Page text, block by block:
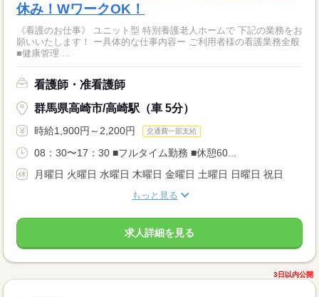
休み！WワークOK！
《看護のお仕事》 ユニット型 特別養護老人ホームで 下記の業務をお
願いいたします！ ー具体的な仕事内容ー ご利用者様の看護業務全般
■健康管理 ...
看護師・准看護師
群馬県高崎市/高崎駅（車 5分）
時給1,900円～2,200円 交通費一部支給
08：30〜17：30 ■フルタイム勤務 ■休憩60...
月曜日 火曜日 水曜日 木曜日 金曜日 土曜日 日曜日 祝日
もっと見る
求人詳細を見る
3日以内公開